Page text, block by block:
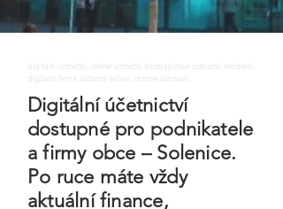
digitalni uctnictvi, online uctnictvi, bezpapirove uctnictvi, moderni
digitalni firma, uctarna online, ontime uctovani
Digitální účetnictví
dostupné pro podnikatele
a firmy obce – Solenice.
Po ruce máte vždy
aktuální finance,